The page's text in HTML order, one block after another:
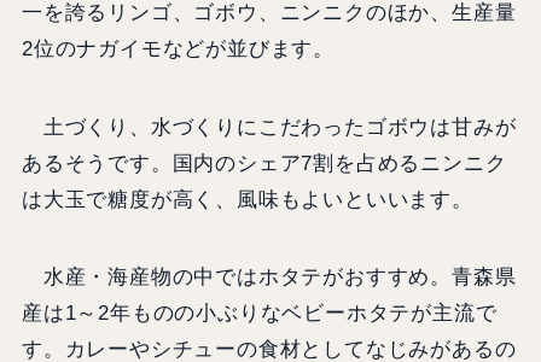
一を誇るリンゴ、ゴボウ、ニンニクのほか、生産量
2位のナガイモなどが並びます。
土づくり、水づくりにこだわったゴボウは甘みが
あるそうです。国内のシェア7割を占めるニンニク
は大玉で糖度が高く、風味もよいといいます。
水産・海産物の中ではホタテがおすすめ。青森県
産は1～2年ものの小ぶりなベビーホタテが主流で
す。カレーやシチューの食材としてなじみがあるの